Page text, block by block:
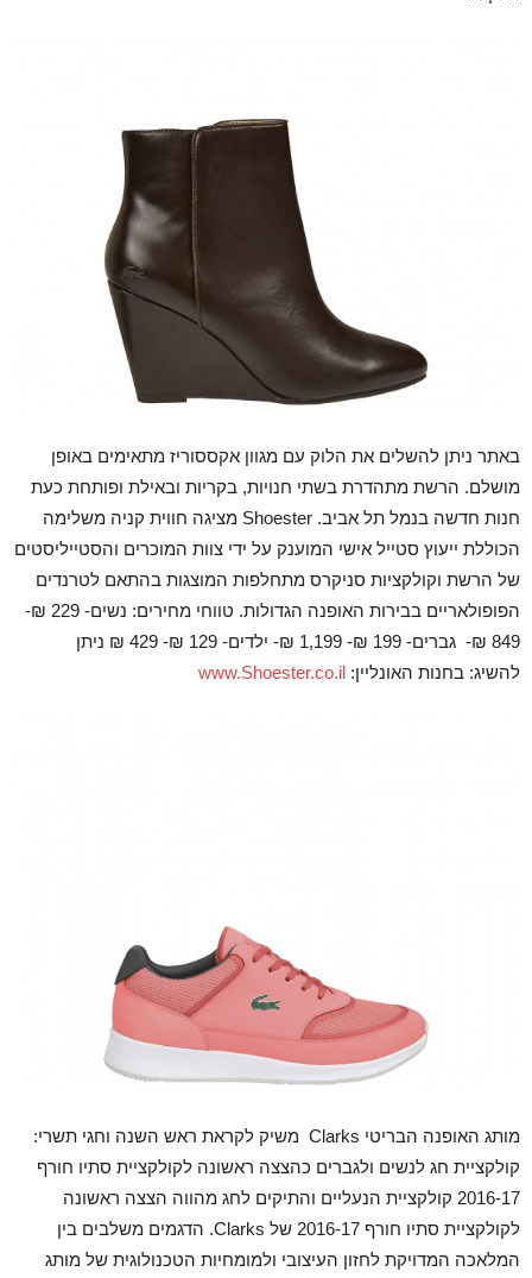
באתר ניתן להשלים את הלוק עם מגוון אקססוריז מתאימים באופן
מושלם. הרשת מתהדרת בשתי חנויות, בקריות ובאילת ופותחת כעת
חנות חדשה בנמל תל אביב. Shoester מציגה חווית קניה משלימה
הכוללת ייעוץ סטייל אישי המוענק על ידי צוות המוכרים והסטייליסטים
של הרשת וקולקציות סניקרס מתחלפות המוצגות בהתאם לטרנדים
הפופולאריים בבירות האופנה הגדולות. טווחי מחירים: נשים- 229 ₪-
849 ₪- גברים- 199 ₪- 1,199 ₪- ילדים- 129 ₪- 429 ₪ ניתן
להשיג: בחנות האונליין: www.Shoester.co.il
מותג האופנה הבריטי Clarks משיק לקראת ראש השנה וחגי תשרי:
קולקציית חג לנשים ולגברים כהצצה ראשונה לקולקציית סתיו חורף
2016-17 קולקציית הנעליים והתיקים לחג מהווה הצצה ראשונה
לקולקציית סתיו חורף 2016-17 של Clarks. הדגמים משלבים בין
המלאכה המדויקת לחזון העיצובי ולמומחיות הטכנולוגית של מותג